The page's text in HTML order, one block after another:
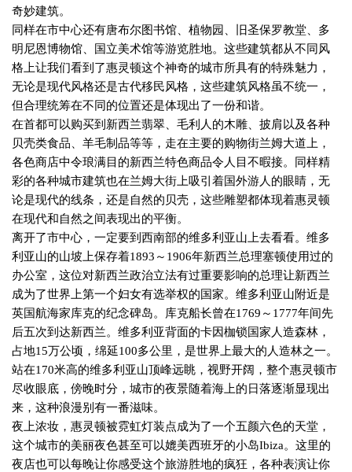
奇妙建筑。
同样在市中心还有唐布尔图书馆、植物园、旧圣保罗教堂、多
明尼恩博物馆、国立美术馆等游览胜地。这些建筑都从不同风
格上让我们看到了惠灵顿这个神奇的城市所具有的特殊魅力，
无论是现代风格还是古代移民风格，这些建筑风格虽不统一，
但合理统筹在不同的位置还是体现出了一份和谐。
在首都可以购买到新西兰翡翠、毛利人的木雕、披肩以及各种
贝壳类食品、羊毛制品等等，走在主要的购物街兰姆大道上，
各色商店中令琅满目的新西兰特色商品令人目不暇接。同样精
彩的各种城市建筑也在兰姆大街上吸引着国外游人的眼睛，无
论是现代的线条，还是自然的贝壳，这些雕塑都体现着惠灵顿
在现代和自然之间表现出的平衡。
离开了市中心，一定要到西南部的维多利亚山上去看看。维多
利亚山的山坡上保存着1893 ～ 1906年新西兰总理塞顿使用过的
办公室，这位对新西兰政治立法有过重要影响的总理让新西兰
成为了世界上第一个妇女有选举权的国家。维多利亚山附近是
英国航海家库克的纪念碑岛。库克船长曾在1769 ～ 1777年间先
后五次到达新西兰。维多利亚背面的卡因枷锁国家人造森林，
占地15万公顷，绵延100多公里，是世界上最大的人造林之一。
站在170米高的维多利亚山顶峰远眺，视野开阔，整个惠灵顿市
尽收眼底，傍晚时分，城市的夜景随着海上的日落逐渐显现出
来，这种浪漫别有一番滋味。
夜上浓妆，惠灵顿被霓虹灯装点成为了一个五颜六色的天堂，
这个城市的美丽夜色甚至可以媲美西班牙的小岛Ibiza。这里的
夜店也可以每晚让你感受这个旅游胜地的疯狂，各种表演让你